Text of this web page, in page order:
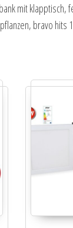
mit
bravo hits